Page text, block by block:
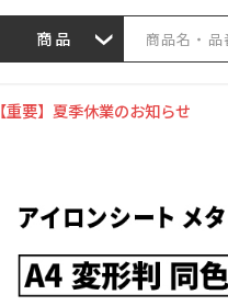
商品
【重要】夏季休業のお知らせ